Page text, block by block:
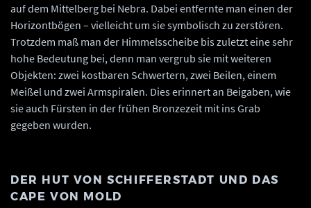
auf dem Mittelberg bei Nebra. Dabei entfernte man einen der
Horizontbögen – vielleicht um sie symbolisch zu zerstören.
Trotzdem maß man der Himmelsscheibe bis zuletzt eine sehr
hohe Bedeutung bei, denn man vergrub sie mit weiteren
Objekten: zwei kostbaren Schwertern, zwei Beilen, einem
Meißel und zwei Armspiralen. Dies erinnert an Beigaben, wie
sie auch Fürsten in der frühen Bronzezeit mit ins Grab
gegeben wurden.
DER HUT VON SCHIFFERSTADT UND DAS
CAPE VON MOLD